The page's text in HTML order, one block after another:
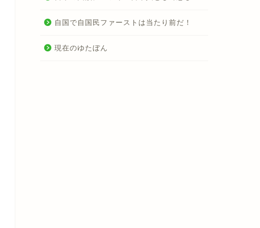
自国で自国民ファーストは当たり前だ！
現在のゆたぼん